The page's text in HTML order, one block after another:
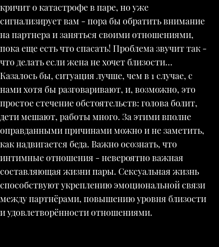
кричит о катастрофе в паре, но уже
сигнализирует вам - пора бы обратить внимание
на партнера и заняться своими отношениями,
пока еще есть что спасать! Проблема звучит так -
что делать если жена не хочет близости…
Казалось бы, ситуация лучше, чем в 1 случае, с
нами хотя бы разговаривают, и, возможно, это
простое стечение обстоятельств: голова болит,
дети мешают, работы много. За этими вполне
оправданными причинами можно и не заметить,
как надвигается беда. Важно осознать, что
интимные отношения - невероятно важная
составляющая жизни пары. Сексуальная жизнь
способствуют укреплению эмоциональной связи
между партнёрами, повышению уровня близости
и удовлетворённости отношениями.